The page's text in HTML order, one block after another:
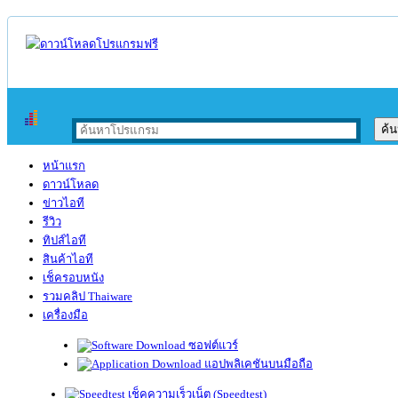
หน้าแรก
ดาวน์โหลด
ข่าวไอที
รีวิว
ทิปส์ไอที
สินค้าไอที
เช็ครอบหนัง
รวมคลิป Thaiware
เครื่องมือ
ซอฟต์แวร์
แอปพลิเคชันบนมือถือ
เช็คความเร็วเน็ต (Speedtest)